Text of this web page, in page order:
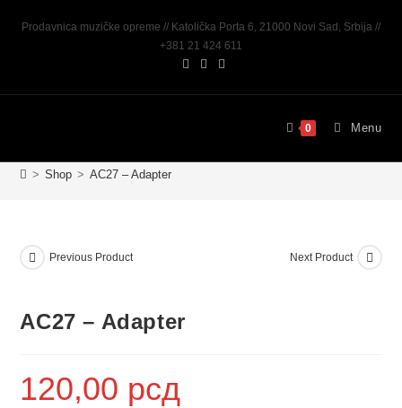
Prodavnica muzičke opreme // Katolička Porta 6, 21000 Novi Sad, Srbija //
+381 21 424 611
0 Menu
> Shop > AC27 – Adapter
Previous Product Next Product
AC27 – Adapter
120,00 рсд